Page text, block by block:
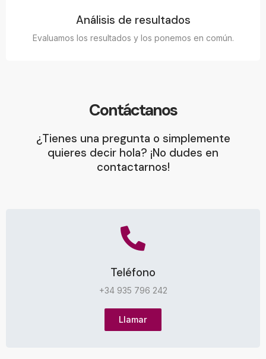
Análisis de resultados
Evaluamos los resultados y los ponemos en común.
Contáctanos
¿Tienes una pregunta o simplemente
quieres decir hola? ¡No dudes en
contactarnos!
Teléfono
+34 935 796 242
Llamar